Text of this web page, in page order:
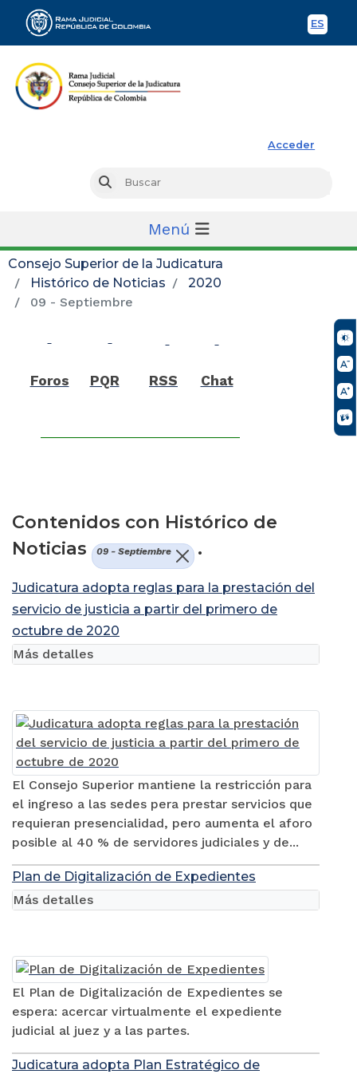
ES
Acceder
Buscar
Menú
Consejo Superior de la Judicatura
Histórico de Noticias
2020
09 - Septiembre
Foros PQR RSS Chat
Contenidos con Histórico de
Noticias
09 - Septiembre .
Judicatura adopta reglas para la prestación del
servicio de justicia a partir del primero de
octubre de 2020
El Consejo Superior mantiene la restricción para
el ingreso a las sedes pera prestar servicios que
requieran presencialidad, pero aumenta el aforo
posible al 40 % de servidores judiciales y de...
Más detalles
Plan de Digitalización de Expedientes
El Plan de Digitalización de Expedientes se
espera: acercar virtualmente el expediente
judicial al juez y a las partes.
Más detalles
Judicatura adopta Plan Estratégico de